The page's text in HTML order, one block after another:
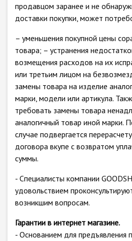
продавцом заранее и не
доставки покупки, может
– уменьшения покупной цены
товара; – устранения
возмещения расходов на их
или третьим лицом на
замены товара на изделие
марки, модели или артикула.
требовать замены товара
аналогичный товар иной марки.
случае подвергается
договора вкупе с возвратом
суммы.
- Специалисты компании
удовольствием
возникшим вопросам.
Гарантии в интернет магазине.
- Основанием для предъявления